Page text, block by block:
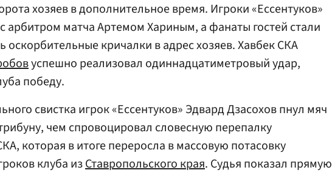
хозяев в дополнительное время. Игроки «Ессентуков»
арбитром матча Артемом Хариным, а фанаты гостей стали
оскорбительные кричалки в адрес хозяев. Хавбек СКА
успешно реализовал одиннадцатиметровый удар,
победу.
свистка игрок «Ессентуков» Эдвард Дзасохов пнул мяч
чем спровоцировал словесную перепалку
которая в итоге переросла в массовую потасовку
клуба изСтавропольского края. Судья показал прямую